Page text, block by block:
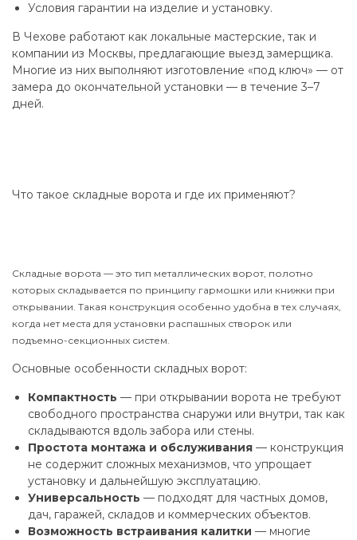
Условия гарантии на изделие и установку.
В Чехове работают как локальные мастерские, так и
компании из Москвы, предлагающие выезд замерщика.
Многие из них выполняют изготовление «под ключ» — от
замера до окончательной установки — в течение 3–7
дней.
Что такое складные ворота и где их применяют?
Складные ворота — это тип металлических ворот, полотно
которых складывается по принципу гармошки или книжки при
открывании. Такая конструкция особенно удобна в тех случаях,
когда нет места для установки распашных створок или
подъемно-секционных систем.
Основные особенности складных ворот:
Компактность — при открывании ворота не требуют
свободного пространства снаружи или внутри, так как
складываются вдоль забора или стены.
Простота монтажа и обслуживания — конструкция
не содержит сложных механизмов, что упрощает
установку и дальнейшую эксплуатацию.
Универсальность — подходят для частных домов,
дач, гаражей, складов и коммерческих объектов.
Возможность встраивания калитки — многие